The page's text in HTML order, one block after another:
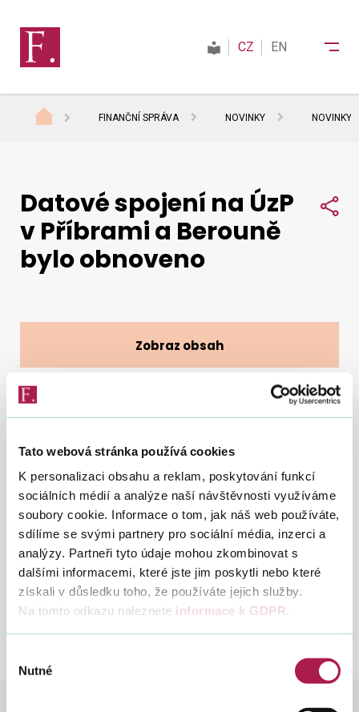
Tato webová stránka používá cookies
K personalizaci obsahu a reklam, poskytování funkcí
sociálních médií a analýze naší návštěvnosti využíváme
soubory cookie. Informace o tom, jak náš web používáte,
sdílíme se svými partnery pro sociální média, inzerci a
analýzy. Partneři tyto údaje mohou zkombinovat s
dalšími informacemi, které jste jim poskytli nebo které
získali v důsledku toho, že používáte jejich služby.
Na tomto odkazu naleznete informace k GDPR.
souhlasu
Nutné
Daně
Mezinárodní spolupráce
Vyhledat na webu
CZ EN
FINANČNÍ SPRÁVA NOVINKY NOVINKY
20. 7. 2021
Technická závada na ÚzP v Příbrami a v Berouně
byla odstraněna. Datové spojení (nefunkční ADIS, e-
mailová komunikace) bylo v Příbrami obnoveno 19.
7. 2021 (v odpoledních hodinách) a v Berouně dnes,
20. 7. 2021.
Za případné komplikace se omlouváme.
Datové spojení na ÚzP
v Příbrami a Berouně
bylo obnoveno
Zobraz obsah